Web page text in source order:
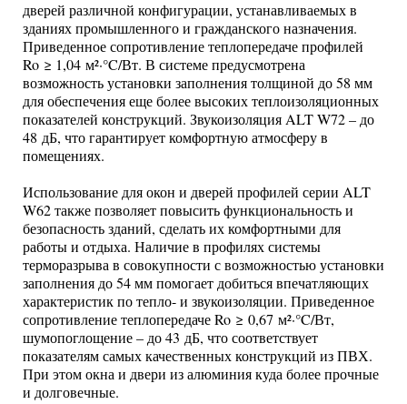
дверей различной конфигурации, устанавливаемых в
зданиях промышленного и гражданского назначения.
Приведенное сопротивление теплопередаче профилей
Ro ≥ 1,04 м²·°C/Вт. В системе предусмотрена
возможность установки заполнения толщиной до 58 мм
для обеспечения еще более высоких теплоизоляционных
показателей конструкций. Звукоизоляция ALT W72 – до
48 дБ, что гарантирует комфортную атмосферу в
помещениях.
Использование для окон и дверей профилей серии ALT
W62 также позволяет повысить функциональность и
безопасность зданий, сделать их комфортными для
работы и отдыха. Наличие в профилях системы
терморазрыва в совокупности с возможностью установки
заполнения до 54 мм помогает добиться впечатляющих
характеристик по тепло- и звукоизоляции. Приведенное
сопротивление теплопередаче Ro ≥ 0,67 м²·°C/Вт,
шумопоглощение – до 43 дБ, что соответствует
показателям самых качественных конструкций из ПВХ.
При этом окна и двери из алюминия куда более прочные
и долговечные.